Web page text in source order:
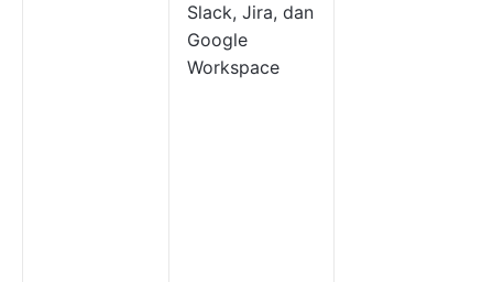
Slack, Jira, dan
Google
Workspace